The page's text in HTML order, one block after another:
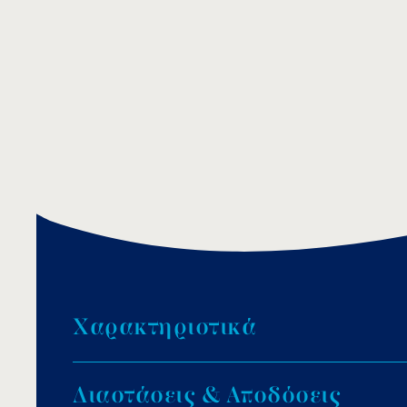
Χαρακτηριστικά
Kατασκευή από ανοξείδωτο και
Διαστάσεις & Αποδόσεις